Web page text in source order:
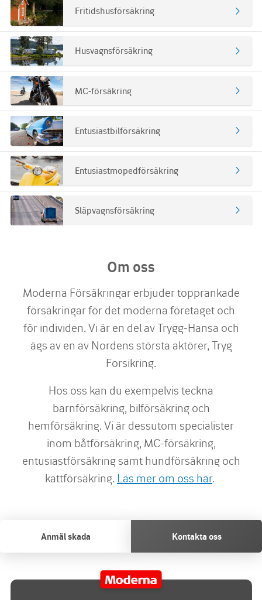
Fritidshus­försäkring
Husvagns­försäkring
MC-försäkring
Entusiastbilförsäkring
Entusiastmopedförsäkring
Släpvagns­försäkring
Om oss
Moderna Försäkringar erbjuder topprankade
försäkringar för det moderna företaget och
för individen. Vi är en del av Trygg-Hansa och
ägs av en av Nordens största aktörer, Tryg
Forsikring.
Hos oss kan du exempelvis teckna
barnförsäkring, bilförsäkring och
hemförsäkring. Vi är dessutom specialister
inom båtförsäkring, MC-försäkring,
entusiastförsäkring samt hundförsäkring och
kattförsäkring. Läs mer om oss här.
Anmäl skada Kontakta oss